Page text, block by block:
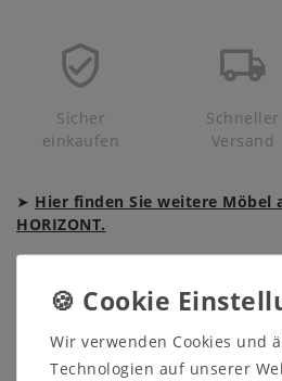
Sicher
einkaufen
Schneller
Versand
➤ Hier finden Sie weitere Möbel
HORIZONT.
Beschreibung
Prospekte
Wir verwenden Cookies und
Technologien auf unserer